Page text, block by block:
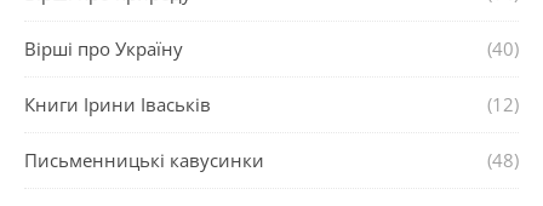
Вірші про Україну (40)
Книги Ірини Іваськів (12)
Письменницькі кавусинки (48)